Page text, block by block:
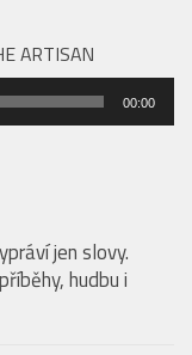
ARTISAN
00:00
jen slovy.
hudbu i